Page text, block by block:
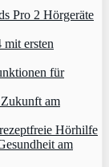
Pro 2 Hörgeräte
ersten
für
am
Hörhilfe
am